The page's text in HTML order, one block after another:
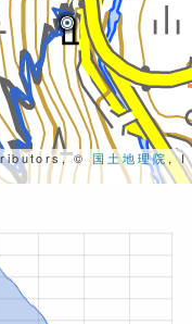
© 国土地理院 , I